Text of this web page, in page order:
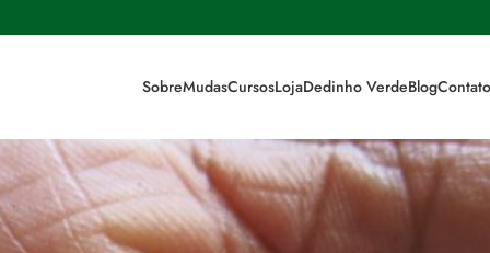
SobreMudasCursosLojaDedinho VerdeBlogContato